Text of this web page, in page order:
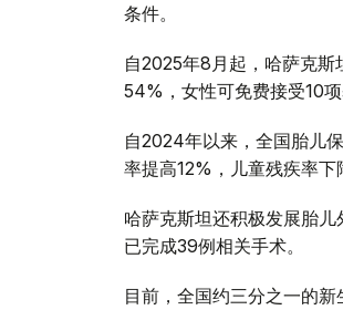
条件。
自2025年8月起，哈萨克斯
54%，女性可免费接受10项
自2024年以来，全国胎儿
率提高12%，儿童残疾率下
哈萨克斯坦还积极发展胎
已完成39例相关手术。
目前，全国约三分之一的